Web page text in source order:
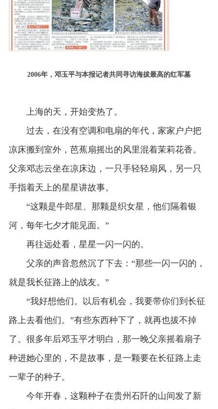
2006年，邓玉平与本报记者共同寻访海拔最高的红军墓
上海的天，开始变热了。
过去，在没有空调和电扇的年代，家家户户把
凉床搬到室外，芭蕉扇摇出的风里混着茉莉花香。
父亲邓志云坐在凉床边，一只手轻轻扇风，另一只
手指着天上的星星讲故事。
“这颗是牛郎星、那颗是织女星，他们隔着银
河，每年七夕才能见面。”
再往远处看，星星一闪一闪的。
父亲的声音忽然沉了下去：“那些一闪一闪的，
就是我长征路上的战友。”
“我好想他们。以后有机会，我要带你们到长征
路上去看他们。”有些东西种下了，就再也拔不掉
了。很多年后邓玉平才明白，那一晚父亲摇着扇子
种进她心里的，不是故事，是一颗要在长征路上走
一辈子的种子。
今年开春，这颗种子在贵州石阡的山间发了新